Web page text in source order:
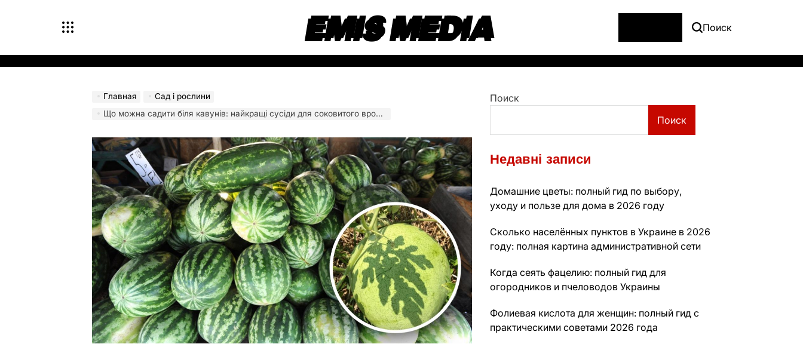
содержимому
EMIS MEDIA Поиск
Главная
Сад і рослини
Що можна садити біля кавунів: найкращі сусіди для соковитого врожаю
Поиск
Поиск
Недавні записи
Домашние цветы: полный гид по выбору,
уходу и пользе для дома в 2026 году
Сколько населённых пунктов в Украине в 2026
году: полная картина административной сети
Когда сеять фацелию: полный гид для
огородников и пчеловодов Украины
Фолиевая кислота для женщин: полный гид с
практическими советами 2026 года